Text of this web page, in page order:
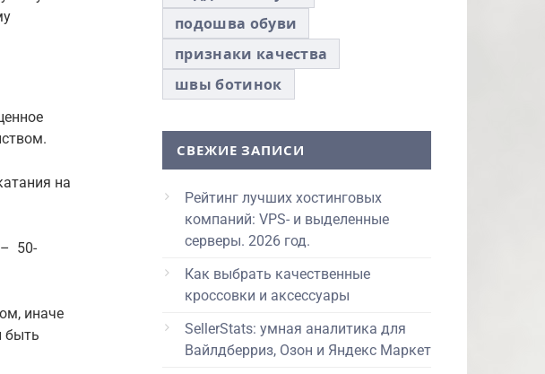
на
50-
иначе
быть
подошва обуви
признаки качества
швы ботинок
СВЕЖИЕ ЗАПИСИ
Рейтинг лучших хостинговых
компаний: VPS- и выделенные
серверы. 2026 год.
Как выбрать качественные
кроссовки и аксессуары
SellerStats: умная аналитика для
Вайлдберриз, Озон и Яндекс Маркет